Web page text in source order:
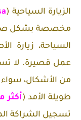
الزيارة السياحية (
مخصصة بشكل صارم
السياحة، زيارة
عمل قصيرة. لا
من الأشكال، سواء
طويلة الأمد (
تسجيل الشراكة